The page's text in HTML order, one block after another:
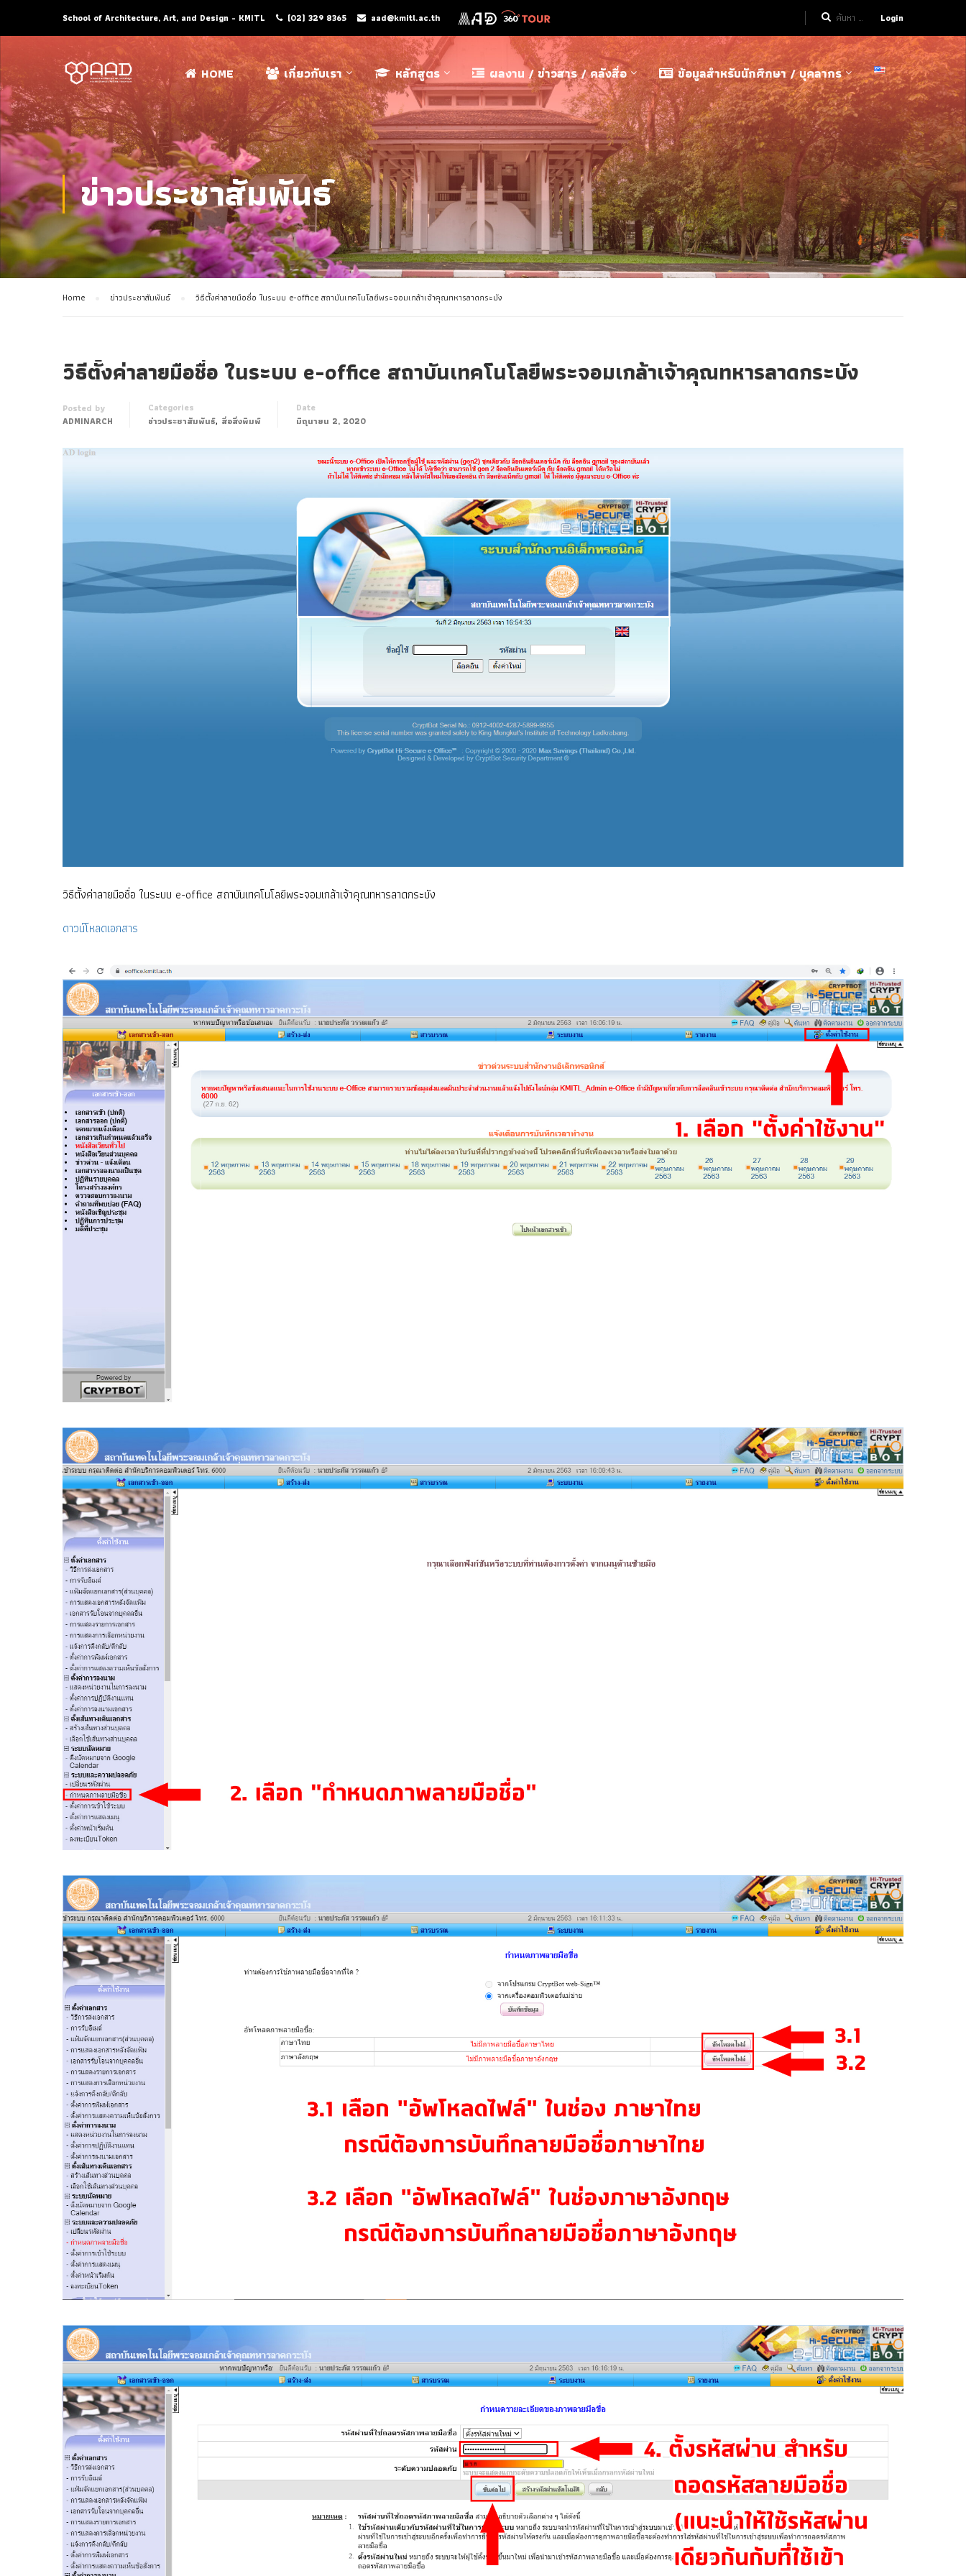
School of Architecture, Art, and Design - KMITL (02) 329 8365 aad@kmitl.ac.th Login
HOME เกี่ยวกับเรา หลักสูตร ผลงาน / ข่าวสาร / คลังสื่อ ข้อมูลสำหรับนักศึกษา / บุคลากร
ข่าวประชาสัมพันธ์
Home ข่าวประชาสัมพันธ์ วิธีตั้งค่าลายมือชื่อ ในระบบ e-office สถาบันเทคโนโลยีพระจอมเกล้าเจ้าคุณทหารลาดกระบัง
วิธีตั้งค่าลายมือชื่อ ในระบบ e-office สถาบันเทคโนโลยีพระจอมเกล้าเจ้าคุณทหารลาดกระบัง
Posted by
ADMINARCH
Categories
ข่าวประชาสัมพันธ์, สื่อสิ่งพิมพ์
Date
มิถุนายน 2, 2020
วิธีตั้งค่าลายมือชื่อ ในระบบ e-office สถาบันเทคโนโลยีพระจอมเกล้าเจ้าคุณทหารลาดกระบัง
ดาวน์โหลดเอกสาร